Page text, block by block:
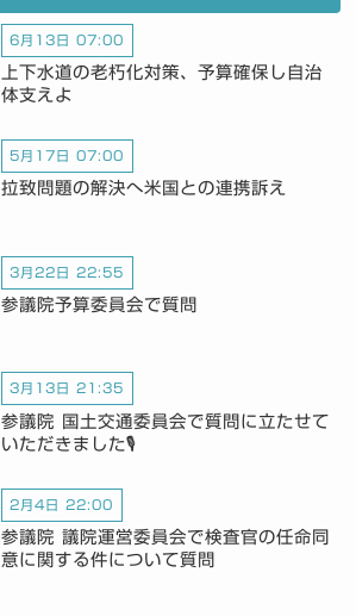
6月13日 07:00
上下水道の老朽化対策、予算確保し自治
体支えよ
5月17日 07:00
拉致問題の解決へ米国との連携訴え
3月22日 22:55
参議院予算委員会で質問
3月13日 21:35
参議院 国土交通委員会で質問に立たせて
いただきました🎙️
2月4日 22:00
参議院 議院運営委員会で検査官の任命同
意に関する件について質問